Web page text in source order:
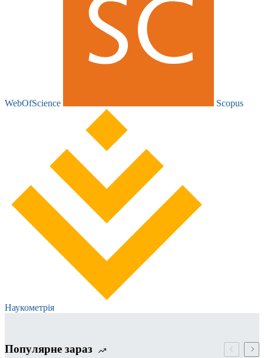
WebOfScience Scopus
Наукометрія
Популярне зараз